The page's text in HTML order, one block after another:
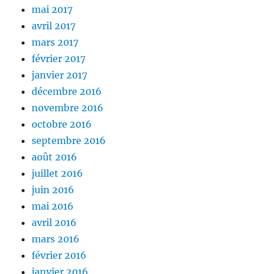
mai 2017
avril 2017
mars 2017
février 2017
janvier 2017
décembre 2016
novembre 2016
octobre 2016
septembre 2016
août 2016
juillet 2016
juin 2016
mai 2016
avril 2016
mars 2016
février 2016